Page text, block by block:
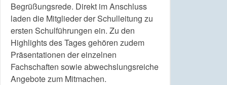
Begrüßungsrede. Direkt im Anschluss
laden die Mitglieder der Schulleitung zu
ersten Schulführungen ein. Zu den
Highlights des Tages gehören zudem
Präsentationen der einzelnen
Fachschaften sowie abwechslungsreiche
Angebote zum Mitmachen.